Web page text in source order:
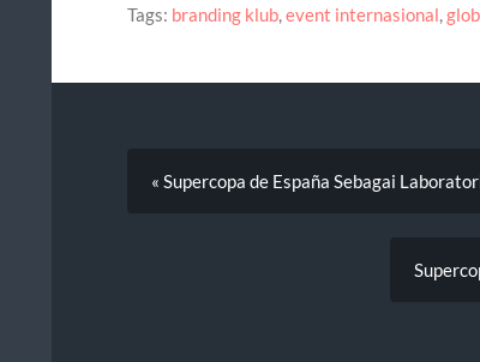
Tags: branding klub,event internasional,
« Supercopa de España Sebagai